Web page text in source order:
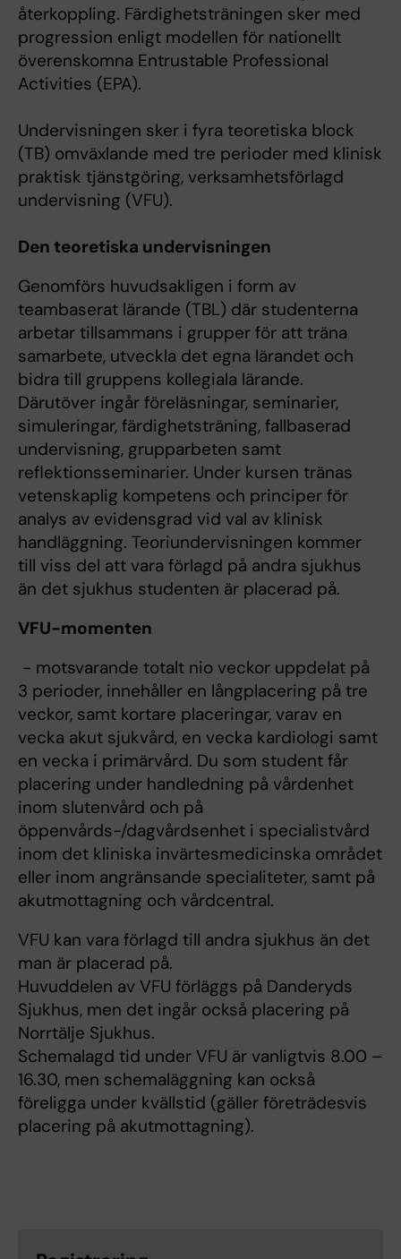
återkoppling. Färdighetsträningen sker med
progression enligt modellen för nationellt
överenskomna Entrustable Professional
Activities (EPA).
Undervisningen sker i fyra teoretiska block
(TB) omväxlande med tre perioder med klinisk
praktisk tjänstgöring, verksamhetsförlagd
undervisning (VFU).
Den teoretiska undervisningen
Genomförs huvudsakligen i form av
teambaserat lärande (TBL) där studenterna
arbetar tillsammans i grupper för att träna
samarbete, utveckla det egna lärandet och
bidra till gruppens kollegiala lärande.
Därutöver ingår föreläsningar, seminarier,
simuleringar, färdighetsträning, fallbaserad
undervisning, grupparbeten samt
reflektionsseminarier. Under kursen tränas
vetenskaplig kompetens och principer för
analys av evidensgrad vid val av klinisk
handläggning. Teoriundervisningen kommer
till viss del att vara förlagd på andra sjukhus
än det sjukhus studenten är placerad på.
VFU-momenten
- motsvarande totalt nio veckor uppdelat på
3 perioder, innehåller en långplacering på tre
veckor, samt kortare placeringar, varav en
vecka akut sjukvård, en vecka kardiologi samt
en vecka i primärvård. Du som student får
placering under handledning på vårdenhet
inom slutenvård och på
öppenvårds-/dagvårdsenhet i specialistvård
inom det kliniska invärtesmedicinska området
eller inom angränsande specialiteter, samt på
akutmottagning och vårdcentral.
VFU kan vara förlagd till andra sjukhus än det
man är placerad på.
Huvuddelen av VFU förläggs på Danderyds
Sjukhus, men det ingår också placering på
Norrtälje Sjukhus.
Schemalagd tid under VFU är vanligtvis 8.00 –
16.30, men schemaläggning kan också
föreligga under kvällstid (gäller företrädesvis
placering på akutmottagning).